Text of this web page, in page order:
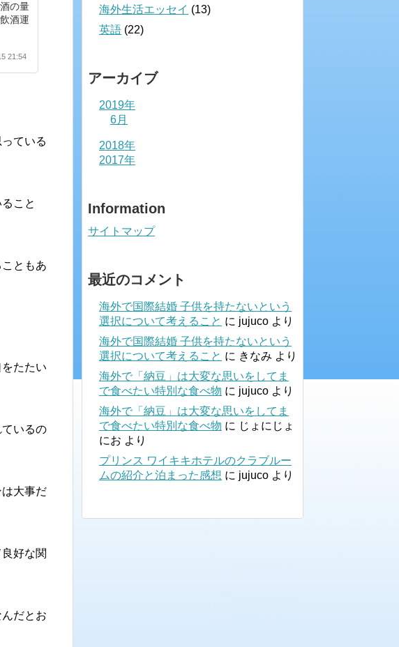
の量
酒運
21:54
ている
こと
ともあ
たたい
いるの
大事だ
好な関
だとお
海外生活エッセイ (13)
英語 (22)
アーカイブ
2019年
6月
2018年
2017年
Information
サイトマップ
最近のコメント
海外で国際結婚 子供を持たないという
選択について考えること に jujuco より
海外で国際結婚 子供を持たないという
選択について考えること に きなみ より
海外で「納豆」は大変な思いをしてま
で食べたい特別な食べ物 に jujuco より
海外で「納豆」は大変な思いをしてま
で食べたい特別な食べ物 に じょにじょ
にお より
プリンス ワイキキホテルのクラブルー
ムの紹介と泊まった感想 に jujuco より